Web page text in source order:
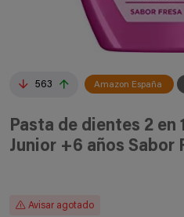
563 Amazon España
Pasta de dientes 2 en
Junior +6 años Sabor
Avisar agotado